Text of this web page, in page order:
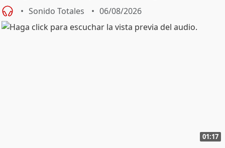
Sonido Totales 06/08/2026
01:17